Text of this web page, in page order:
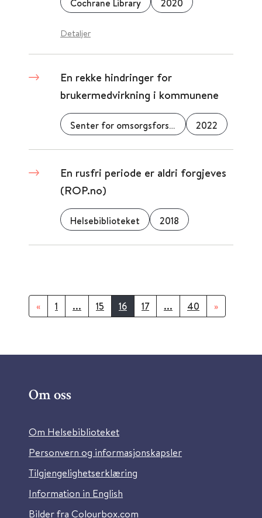
Cochrane Library 2020
Detaljer
En rekke hindringer for
brukermedvirkning i kommunene
Senter for omsorgsforskning 2022
En rusfri periode er aldri forgjeves
(ROP.no)
Helsebiblioteket 2018
« 1 ... 15 16 17 ... 40 »
Om oss
Om Helsebiblioteket
Personvern og informasjonskapsler
Tilgjengelighetserklæring
Information in English
Bilder fra Colourbox.com